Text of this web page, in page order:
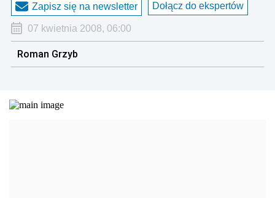
Zapisz się na newsletter Dołącz do ekspertów
07 kwietnia 2008, 06:00
Roman Grzyb